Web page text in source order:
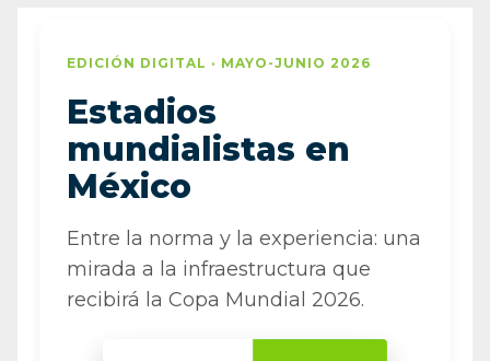
EDICIÓN DIGITAL · MAYO-JUNIO 2026
Estadios
mundialistas en
México
Entre la norma y la experiencia: una
mirada a la infraestructura que
recibirá la Copa Mundial 2026.